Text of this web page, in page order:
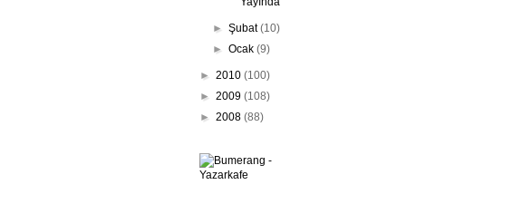
►Şubat(10)
►Ocak(9)
► 2010 (100)
► 2009 (108)
► 2008 (88)